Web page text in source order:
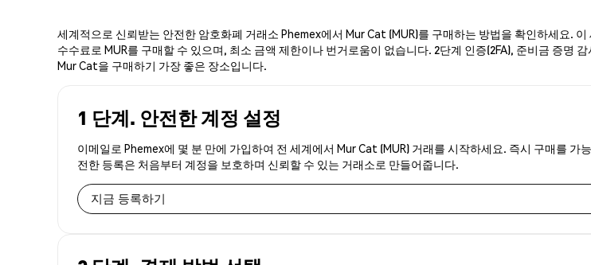
세계적으로 신뢰받는 안전한 암호화폐 거래소 Phemex에서 Mur Cat (MUR)를 구매하는 방법을 확인하세요.
수수료로 MUR를 구매할 수 있으며, 최소 금액 제한이나 번거로움이 없습니다. 2단계 인증(2FA), 준비금 증명
Mur Cat을 구매하기 가장 좋은 장소입니다.
1 단계. 안전한 계정 설정
이메일로 Phemex에 몇 분 만에 가입하여 전 세계에서 Mur Cat (MUR) 거래를 시작하세요. 즉시 구매를
전한 등록은 처음부터 계정을 보호하며 신뢰할 수 있는 거래소로 만들어줍니다.
지금 등록하기